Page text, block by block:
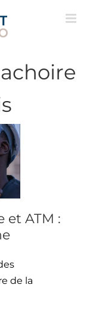
et ATM :
de la